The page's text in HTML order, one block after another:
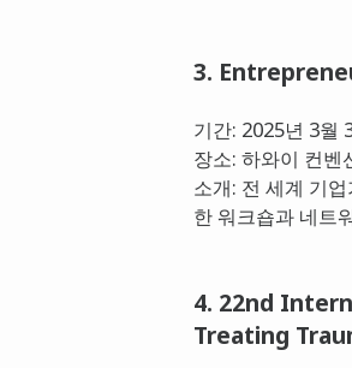
3.
기간: 2025년 3월
장소: 하와이 컨
소개: 전 세계 기
한 워크숍과 네트
4. 22nd
Treating